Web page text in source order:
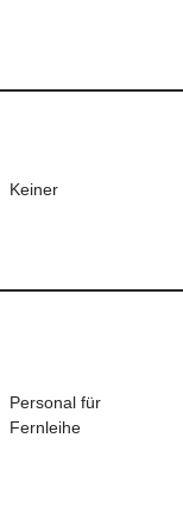
Keiner
Personal für
Fernleihe